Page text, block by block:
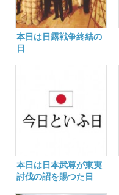
本日は日露戦争終結の
日
本日は日本武尊が東夷
討伐の詔を賜つた日